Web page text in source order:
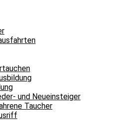
und Neueinsteiger
Taucher